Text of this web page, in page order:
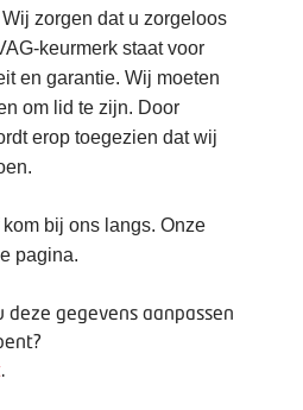
zorgen dat u zorgeloos
keurmerk staat voor
en garantie. Wij moeten
om lid te zijn. Door
erop toegezien dat wij
bij ons langs. Onze
pagina.
gegevens aanpassen
.